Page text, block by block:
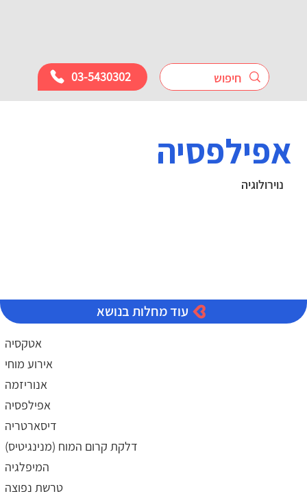
03-5430302
עוד מחלות בנושא
אטקסיה
אירוע מוחי
אנוריזמה
אפילפסיה
דיסארטריה
דלקת קרום המוח (מנינגיטיס)
המיפלגיה
טרשת נפוצה
אפילפסיה
נוירולוגיה